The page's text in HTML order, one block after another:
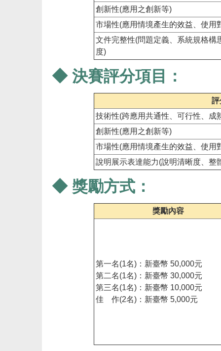
創新性(應用之創新等)
市場性(應用情境產生的效益、使用
文件完整性(問題定義、系統規格構
度)
◆ 決賽評分項目：
評
技術性(跨應用共通性、可行性、成
創新性(應用之創新等)
市場性(應用情境產生的效益、使用
說明展示表達能力(說明清晰度、整
◆ 獎勵方式：
獎勵內容
第一名(1名)：新臺幣 50,000元
第二名(1名)：新臺幣 30,000元
第三名(1名)：新臺幣 10,000元
佳 作(2名)：新臺幣 5,000元